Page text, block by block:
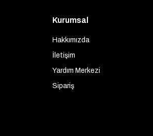
Kurumsal
Hakkımızda
İletişim
Yardım Merkezi
Sipariş